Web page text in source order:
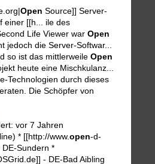
Open Source]] Server-
einer [[h... ile des
Life Viewer war Open
jedoch die Server-Softwar...
so ist das mittlerweile Open
heute eine Mischkulanz...
Technologien durch dieses
Die Schöpfer von
vor 7 Jahren
* [[http://www.open-d-
DE-Sundern *
- DE-Bad Aibling